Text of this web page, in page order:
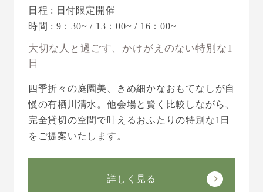
日程 : 日付限定開催
時間 : 9：30~ / 13：00~ / 16：00~
大切な人と過ごす、かけがえのない特別な1
日
四季折々の庭園美、きめ細かなおもてなしが自
慢の有栖川清水。他会場と賢く比較しながら、
完全貸切の空間で叶えるおふたりの特別な1日
をご提案いたします。
詳しく見る